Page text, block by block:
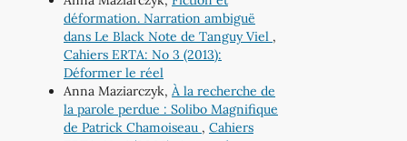
déformation. Narration ambiguë
dans Le Black Note de Tanguy Viel ,
Cahiers ERTA: No 3 (2013):
Déformer le réel
Anna Maziarczyk, À la recherche de
la parole perdue : Solibo Magnifique
de Patrick Chamoiseau , Cahiers